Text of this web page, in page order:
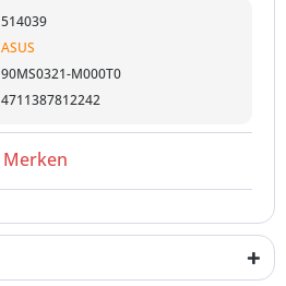
514039
ASUS
90MS0321-M000T0
4711387812242
Merken